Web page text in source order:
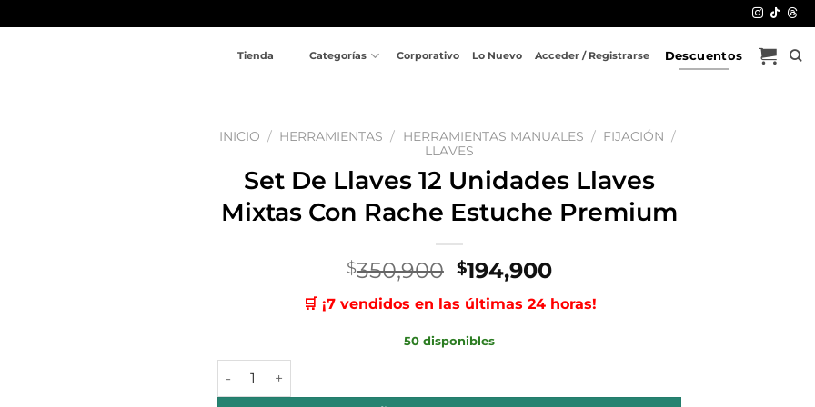
Tienda Categorías Corporativo Lo Nuevo Acceder / Registrarse Descuentos
INICIO / HERRAMIENTAS / HERRAMIENTAS MANUALES / FIJACIÓN /
LLAVES
Set De Llaves 12 Unidades Llaves
Mixtas Con Rache Estuche Premium
$350,900 El
precio
original
era:
$194,900El
actual
🛒 ¡7 vendidos en las últimas 24 horas!
50 disponibles
Set De Llaves 12 Unidades Llaves Mixtas Con Rache Estuche Premium cantidad